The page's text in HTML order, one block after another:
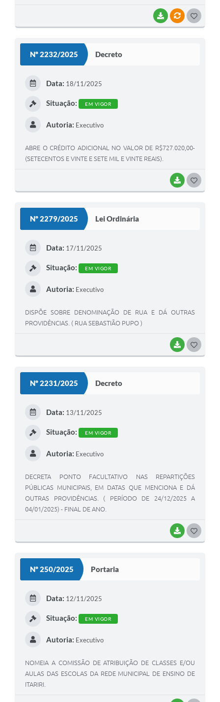
BAIXARVÍNCULOS
Nº 2232/2025 Decreto
BAIXAR
Data: 18/11/2025
Situação: EM VIGOR
Autoria: Executivo
ABRE O CRÉDITO ADICIONAL NO VALOR DE R$727.020,00-
(SETECENTOS E VINTE E SETE MIL E VINTE REAIS).
Nº 2279/2025 Lei Ordinária
BAIXAR
Data: 17/11/2025
Situação: EM VIGOR
Autoria: Executivo
DISPÕE SOBRE DENOMINAÇÃO DE RUA E DÁ OUTRAS
PROVIDÊNCIAS. ( RUA SEBASTIÃO PUPO )
Nº 2231/2025 Decreto
BAIXAR
Data: 13/11/2025
Situação: EM VIGOR
Autoria: Executivo
DECRETA PONTO FACULTATIVO NAS REPARTIÇÕES
PÚBLICAS MUNICIPAIS, EM DATAS QUE MENCIONA E DÁ
OUTRAS PROVIDÊNCIAS. ( PERÍODO DE 24/12/2025 A
04/01/2025) - FINAL DE ANO.
Nº 250/2025 Portaria
Data: 12/11/2025
Situação: EM VIGOR
Autoria: Executivo
NOMEIA A COMISSÃO DE ATRIBUIÇÃO DE CLASSES E/OU
AULAS DAS ESCOLAS DA REDE MUNICIPAL DE ENSINO DE
ITARIRI.